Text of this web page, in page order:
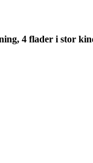
4 flader i stor